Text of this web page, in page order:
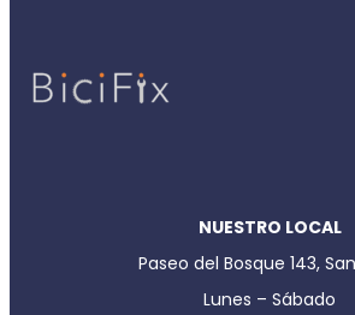
NUESTRO LOCAL
Paseo del Bosque 143,
Lunes – Sábado